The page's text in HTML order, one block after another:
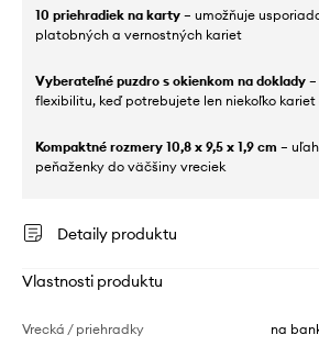
10 priehradiek na karty – umožňuje
platobných a vernostných kariet
Vyberateľné puzdro s okienkom na doklady
flexibilitu, keď potrebujete len niekoľko
Kompaktné rozmery 10,8 x 9,5 x 1,9 cm –
peňaženky do väčšiny vreciek
Detaily produktu
Vlastnosti produktu
Vrecká / priehradky
na